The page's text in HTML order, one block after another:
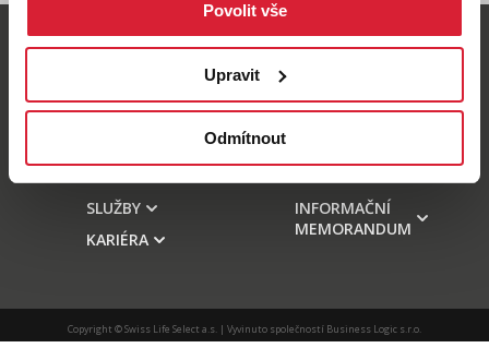
Povolit vše
Upravit
Odmítnout
800 77 55 77
SLUŽBY
KARIÉRA
INFORMAČNÍ
MEMORANDUM
Copyright © Swiss Life Select a.s. | Vyvinuto společností Business Logic s.r.o.